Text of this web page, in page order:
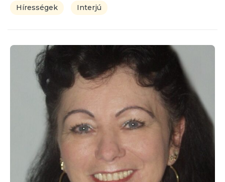
Hírességek
Interjú